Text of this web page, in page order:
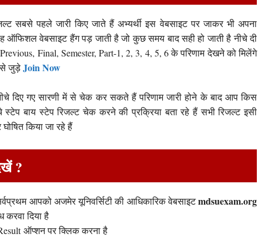
सबसे पहले जारी किए जाते हैं अभ्यर्थी इस वेबसाइट पर जाकर भी अपना
ऑफिशल वेबसाइट हैंग पड़ जाती है जो कुछ समय बाद सही हो जाती है नीचे दी
Final, Semester, Part-1, 2, 3, 4, 5, 6 के परिणाम देखने को मिलेंगे
जुड़ेJoin Now
नीचे दिए गए सारणी में से चेक कर सकते हैं परिणाम जारी होने के बाद आप किस
बाय स्टेप रिजल्ट चेक करने की प्रक्रिया बता रहे हैं सभी रिजल्ट इसी
किया जा रहे हैं
?
आपको अजमेर यूनिवर्सिटी की आधिकारिक वेबसाइटmdsuexam.org
दिया है
ऑप्शन पर क्लिक करना है